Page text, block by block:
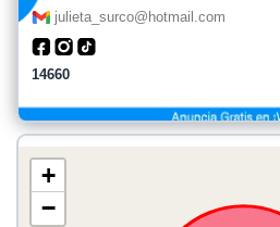
julieta_surco@hotmail.com
14660
+
−